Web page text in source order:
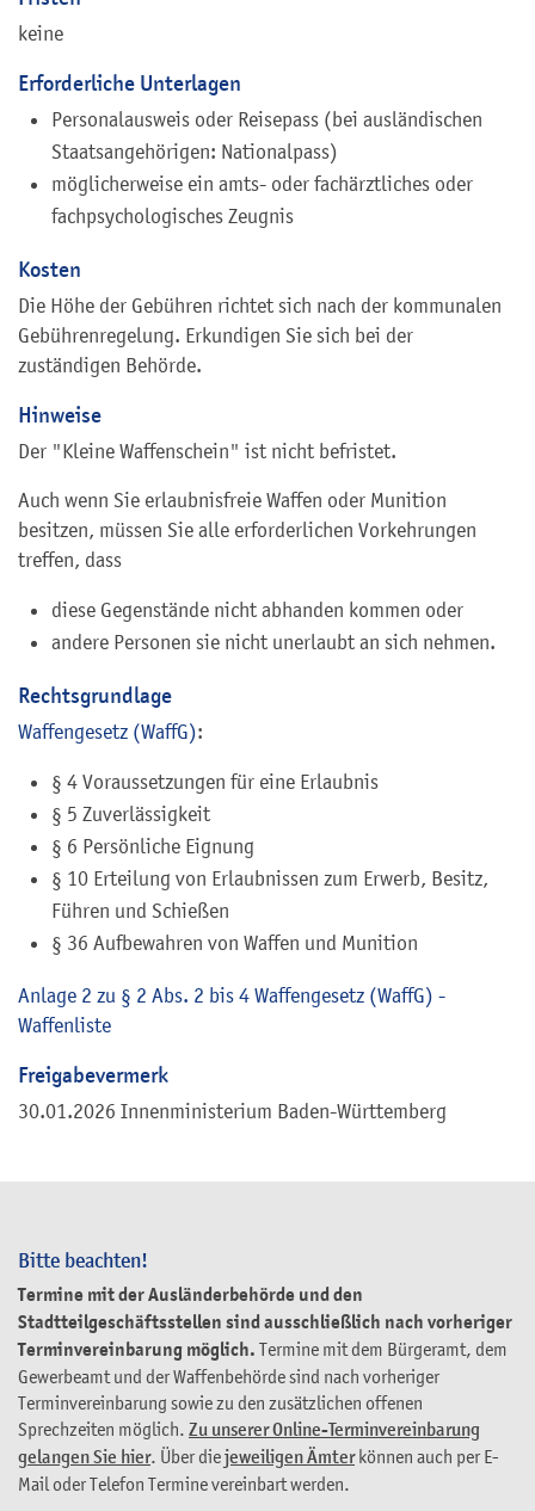
Bitte beachten!
Termine mit der Ausländerbehörde und den
Stadtteilgeschäftsstellen sind ausschließlich nach vorheriger
Terminvereinbarung möglich. Termine mit dem Bürgeramt, dem
Gewerbeamt und der Waffenbehörde sind nach vorheriger
Terminvereinbarung sowie zu den zusätzlichen offenen
Sprechzeiten möglich. Zu unserer Online-Terminvereinbarung
gelangen Sie hier. Über diejeweiligen Ämterkönnen auch per E-
Mail oder Telefon Termine vereinbart werden.
keine
Erforderliche Unterlagen
Personalausweis oder Reisepass (bei ausländischen
Staatsangehörigen: Nationalpass)
möglicherweise ein amts- oder fachärztliches oder
fachpsychologisches Zeugnis
Kosten
Die Höhe der Gebühren richtet sich nach der kommunalen
Gebührenregelung. Erkundigen Sie sich bei der
zuständigen Behörde.
Hinweise
Der "Kleine Waffenschein" ist nicht befristet.
Auch wenn Sie erlaubnisfreie Waffen oder Munition
besitzen, müssen Sie alle erforderlichen Vorkehrungen
treffen, dass
diese Gegenstände nicht abhanden kommen oder
andere Personen sie nicht unerlaubt an sich nehmen.
Rechtsgrundlage
Waffengesetz (WaffG):
§ 4 Voraussetzungen für eine Erlaubnis
§ 5 Zuverlässigkeit
§ 6 Persönliche Eignung
§ 10 Erteilung von Erlaubnissen zum Erwerb, Besitz,
Führen und Schießen
§ 36 Aufbewahren von Waffen und Munition
Anlage 2 zu § 2 Abs. 2 bis 4 Waffengesetz (WaffG) -
Waffenliste
Freigabevermerk
30.01.2026 Innenministerium Baden-Württemberg